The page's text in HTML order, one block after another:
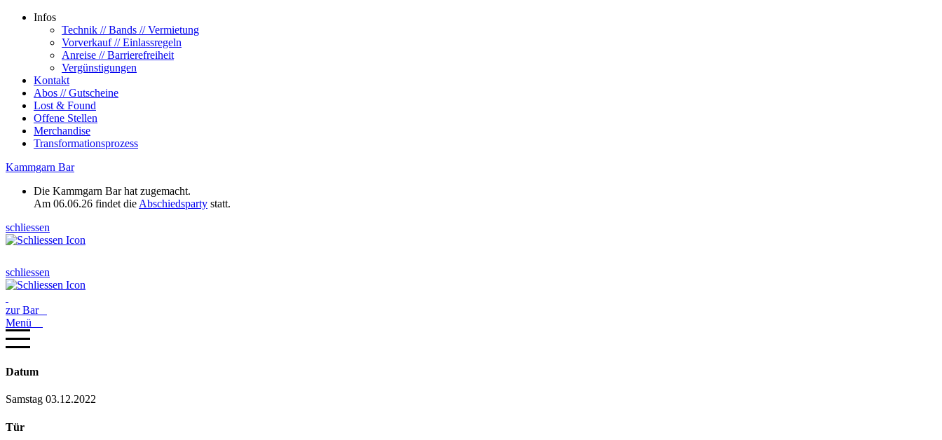
Infos
Technik // Bands // Vermietung
Vorverkauf // Einlassregeln
Anreise // Barrierefreiheit
Vergünstigungen
Kontakt
Abos // Gutscheine
Lost & Found
Offene Stellen
Merchandise
Transformationsprozess
Kammgarn Bar
Die Kammgarn Bar hat zugemacht.
Am 06.06.26 findet die Abschiedsparty statt.
schliessen
schliessen
zur Bar
Menü
Datum
Samstag 03.12.2022
Tür